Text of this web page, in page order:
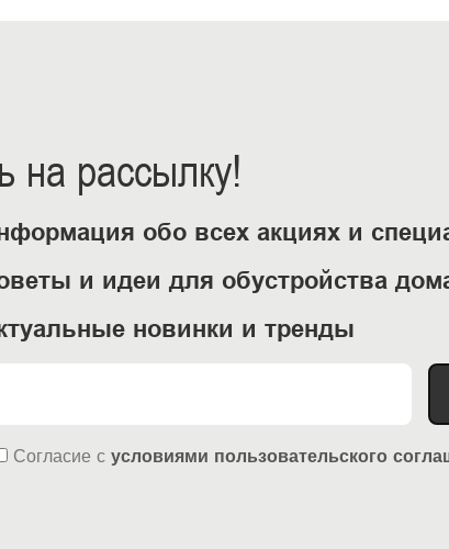
на рассылку!
обо всех акциях и
и идеи для обустройства
новинки и тренды
Согласие с условиями пользовательского